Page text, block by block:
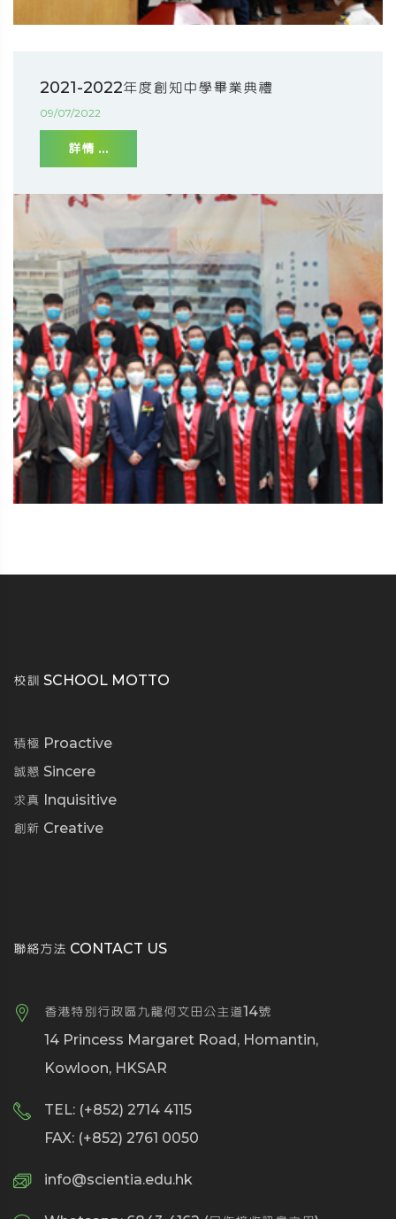
2021-2022年度創知中學畢業典禮
09/07/2022
詳情 ...
校訓 SCHOOL MOTTO
積極 Proactive
誠懇 Sincere
求真 Inquisitive
創新 Creative
聯絡方法 CONTACT US
香港特別行政區九龍何文田公主道14號
14 Princess Margaret Road, Homantin,
Kowloon, HKSAR
TEL: (+852) 2714 4115
FAX: (+852) 2761 0050
info@scientia.edu.hk